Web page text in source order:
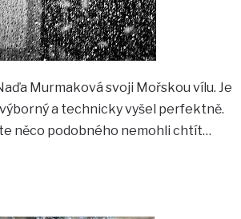
Murmaková svoji Mořskou vílu. Je
a technicky vyšel perfektně.
něco podobného nemohli chtít…